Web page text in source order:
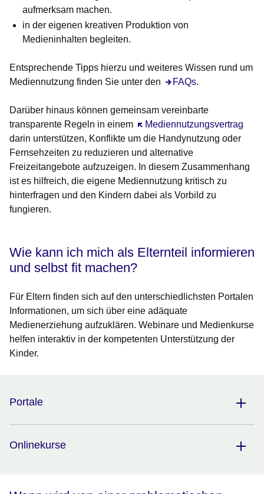
aufmerksam machen.
in der eigenen kreativen Produktion von
Medieninhalten begleiten.
Entsprechende Tipps hierzu und weiteres Wissen rund um
Mediennutzung finden Sie unter den
FAQs.
Darüber hinaus können gemeinsam vereinbarte
transparente Regeln in einem
Mediennutzungsvertrag
Öffnet sich in einem neuen
darin unterstützen, Konflikte um die Handynutzung oder
Fernsehzeiten zu reduzieren und alternative
Freizeitangebote aufzuzeigen. In diesem Zusammenhang
ist es hilfreich, die eigene Mediennutzung kritisch zu
hinterfragen und den Kindern dabei als Vorbild zu
fungieren.
Wie kann ich mich als Elternteil informieren
und selbst fit machen?
Für Eltern finden sich auf den unterschiedlichsten Portalen
Informationen, um sich über eine adäquate
Medienerziehung aufzuklären. Webinare und Medienkurse
helfen interaktiv in der kompetenten Unterstützung der
Kinder.
Portale
Onlinekurse